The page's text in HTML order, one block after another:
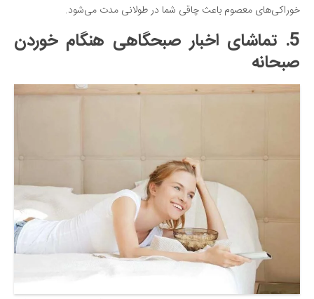
خوراکی‌های معصوم باعث چاقی شما در طولانی مدت می‌شود.
5. تماشای اخبار صبحگاهی هنگام خوردن
صبحانه